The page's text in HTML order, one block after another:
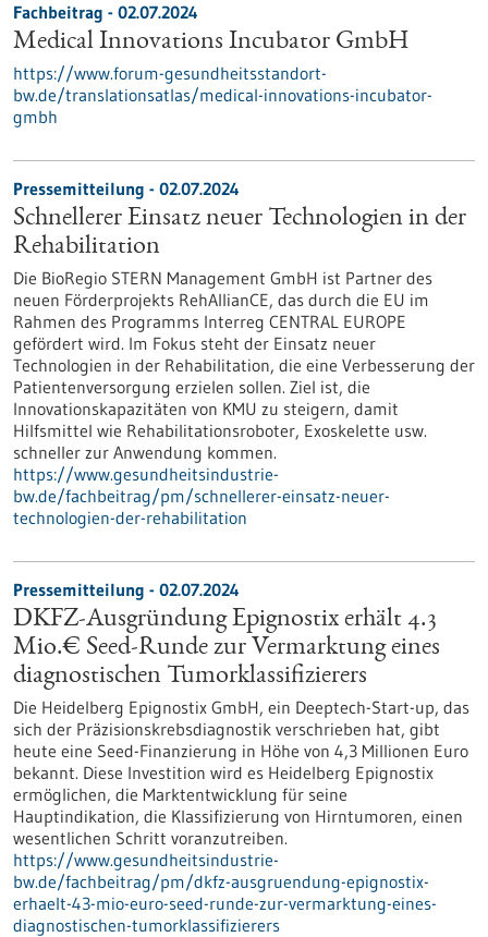
Fachbeitrag - 02.07.2024
Medical Innovations Incubator GmbH
https://www.forum-gesundheitsstandort-
bw.de/translationsatlas/medical-innovations-incubator-
gmbh
Pressemitteilung - 02.07.2024
Schnellerer Einsatz neuer Technologien in der
Rehabilitation
Die BioRegio STERN Management GmbH ist Partner des
neuen Förderprojekts RehAllianCE, das durch die EU im
Rahmen des Programms Interreg CENTRAL EUROPE
gefördert wird. Im Fokus steht der Einsatz neuer
Technologien in der Rehabilitation, die eine Verbesserung der
Patientenversorgung erzielen sollen. Ziel ist, die
Innovationskapazitäten von KMU zu steigern, damit
Hilfsmittel wie Rehabilitationsroboter, Exoskelette usw.
schneller zur Anwendung kommen.
https://www.gesundheitsindustrie-
bw.de/fachbeitrag/pm/schnellerer-einsatz-neuer-
technologien-der-rehabilitation
Pressemitteilung - 02.07.2024
DKFZ-Ausgründung Epignostix erhält 4.3
Mio.€ Seed-Runde zur Vermarktung eines
diagnostischen Tumorklassifizierers
Die Heidelberg Epignostix GmbH, ein Deeptech-Start-up, das
sich der Präzisionskrebsdiagnostik verschrieben hat, gibt
heute eine Seed-Finanzierung in Höhe von 4,3 Millionen Euro
bekannt. Diese Investition wird es Heidelberg Epignostix
ermöglichen, die Marktentwicklung für seine
Hauptindikation, die Klassifizierung von Hirntumoren, einen
wesentlichen Schritt voranzutreiben.
https://www.gesundheitsindustrie-
bw.de/fachbeitrag/pm/dkfz-ausgruendung-epignostix-
erhaelt-43-mio-euro-seed-runde-zur-vermarktung-eines-
diagnostischen-tumorklassifizierers